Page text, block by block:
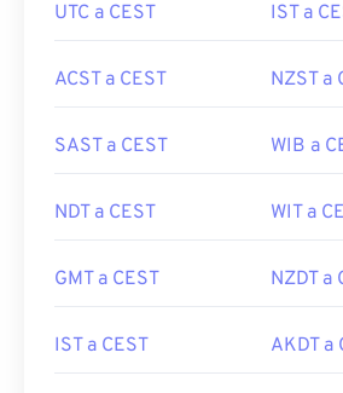
UTC a CEST IST a
ACST a CEST NZST a
SAST a CEST WIB a
NDT a CEST WIT a
GMT a CEST NZDT a
IST a CEST AKDT a